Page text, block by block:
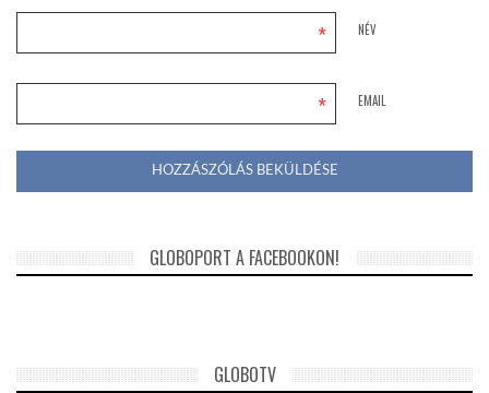
NÉV
*
EMAIL
*
GLOBOPORT A FACEBOOKON!
GLOBOTV